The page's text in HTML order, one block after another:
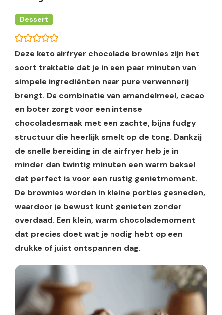
Dessert
Deze keto airfryer chocolade brownies zijn het
soort traktatie dat je in een paar minuten van
simpele ingrediënten naar pure verwennerij
brengt. De combinatie van amandelmeel, cacao
en boter zorgt voor een intense
chocoladesmaak met een zachte, bijna fudgy
structuur die heerlijk smelt op de tong. Dankzij
de snelle bereiding in de airfryer heb je in
minder dan twintig minuten een warm baksel
dat perfect is voor een rustig genietmoment.
De brownies worden in kleine porties gesneden,
waardoor je bewust kunt genieten zonder
overdaad. Een klein, warm chocolademoment
dat precies doet wat je nodig hebt op een
drukke of juist ontspannen dag.